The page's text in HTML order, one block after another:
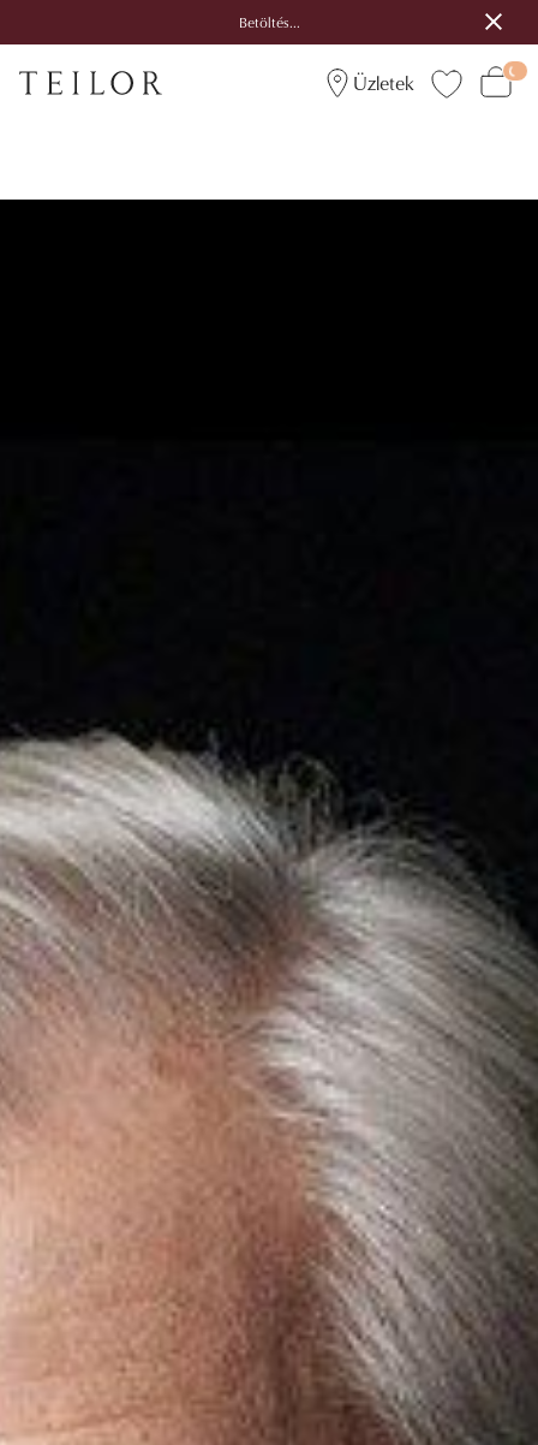
Betöltés...
Üzletek